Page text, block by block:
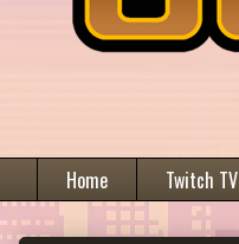
Home Twitch TV